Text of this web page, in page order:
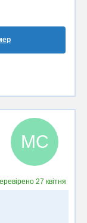
МС
27 квітня